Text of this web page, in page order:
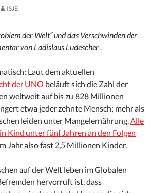
ISJE
der Welt“ und das Verschwinden der
von Ladislaus Ludescher .
Laut dem aktuellen
der UNO beläuft sich die Zahl der
weltweit auf bis zu 828 Millionen
etwa jeder zehnte Mensch; mehr als
leiden unter Mangelernährung.Alle
Kind unter fünf Jahren an den Folgen
Jahr also fast 2,5 Millionen Kinder.
auf der Welt leben im Globalen
hervorruft ist, dass